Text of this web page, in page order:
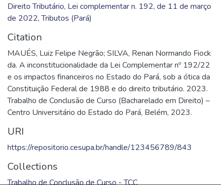
Direito Tributário, Lei complementar n. 192, de 11 de março
de 2022,Tributos (Pará)
Citation
MAUÉS, Luiz Felipe Negrão; SILVA, Renan Normando Fiock
da. A inconstitucionalidade da Lei Complementar nº 192/22
e os impactos financeiros no Estado do Pará, sob a ótica da
Constituição Federal de 1988 e do direito tributário. 2023.
Trabalho de Conclusão de Curso (Bacharelado em Direito) –
Centro Universitário do Estado do Pará, Belém, 2023.
URI
https://repositorio.cesupa.br/handle/123456789/843
Collections
Trabalho de Conclusão de Curso - TCC